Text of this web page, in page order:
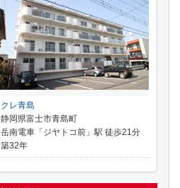
クレ青島
静岡県富士市青島町
岳南電車「ジヤトコ前」駅 徒歩21分
築32年